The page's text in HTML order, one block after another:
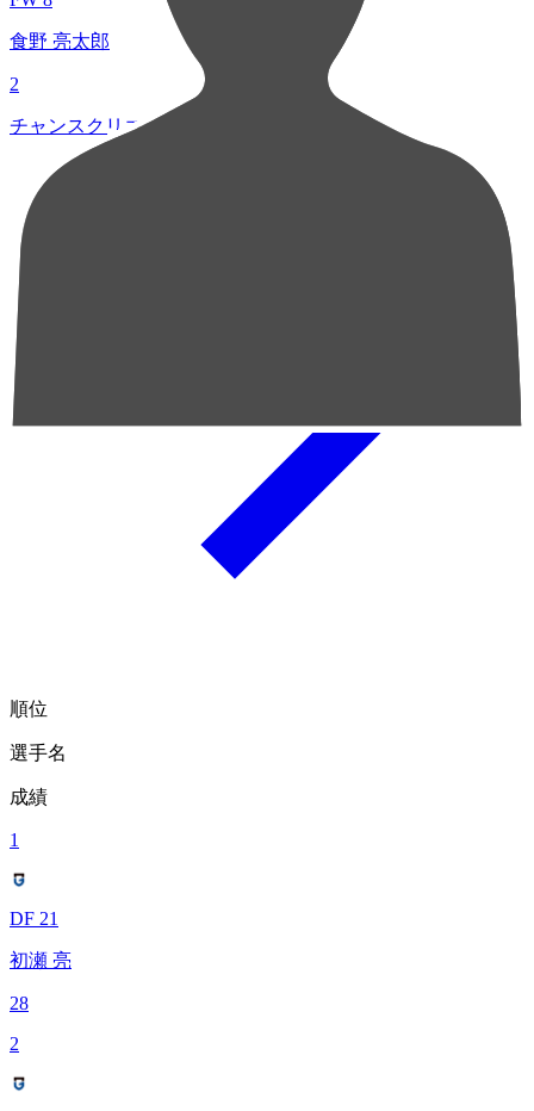
食野 亮太郎
2
チャンスクリエイト総数
順位
選手名
成績
1
DF 21
初瀬 亮
28
2